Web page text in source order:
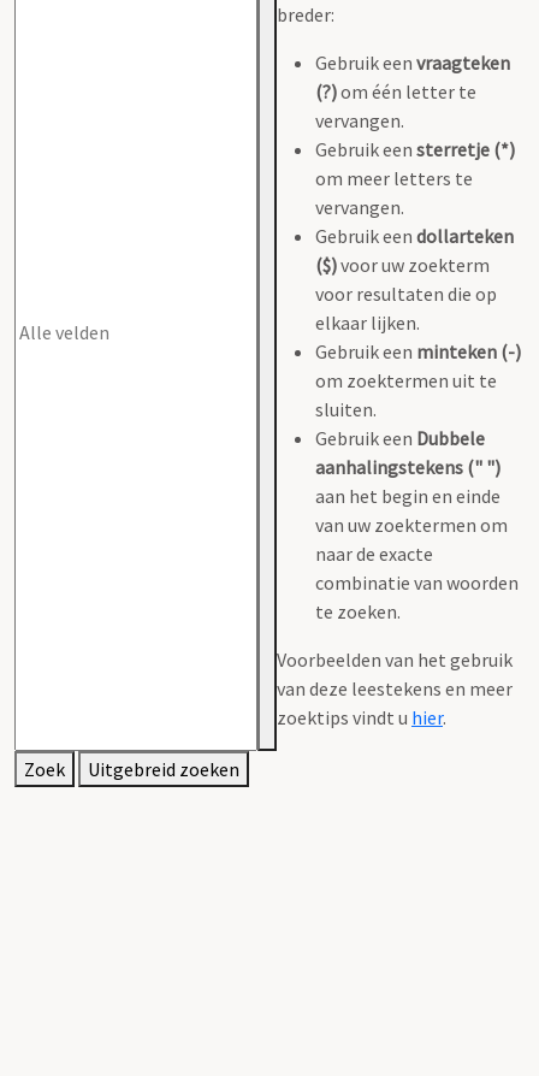
breder:
Gebruik een vraagteken
(?)om één letter te
vervangen.
Gebruik een sterretje (*)
om meer letters te
vervangen.
Gebruik een dollarteken
($)voor uw zoekterm
voor resultaten die op
elkaar lijken.
Gebruik een minteken (-)
om zoektermen uit te
sluiten.
Gebruik een Dubbele
aanhalingstekens (" ")
aan het begin en einde
van uw zoektermen om
naar de exacte
combinatie van woorden
te zoeken.
Voorbeelden van het gebruik
van deze leestekens en meer
zoektips vindt u hier.
Zoek Uitgebreid zoeken